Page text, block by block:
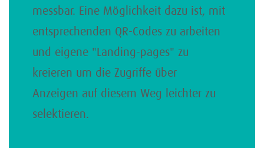
messbar. Eine Möglichkeit dazu ist, mit
entsprechenden QR-Codes zu arbeiten
und eigene "Landing-pages" zu
kreieren um die Zugriffe über
Anzeigen auf diesem Weg leichter zu
selektieren.